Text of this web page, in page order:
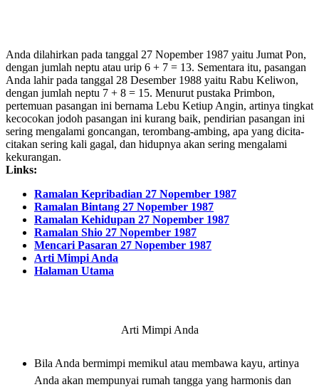
Anda dilahirkan pada tanggal 27 Nopember 1987 yaitu Jumat Pon,
dengan jumlah neptu atau urip 6 + 7 = 13. Sementara itu, pasangan
Anda lahir pada tanggal 28 Desember 1988 yaitu Rabu Keliwon,
dengan jumlah neptu 7 + 8 = 15. Menurut pustaka Primbon,
pertemuan pasangan ini bernama Lebu Ketiup Angin, artinya tingkat
kecocokan jodoh pasangan ini kurang baik, pendirian pasangan ini
sering mengalami goncangan, terombang-ambing, apa yang dicita-
citakan sering kali gagal, dan hidupnya akan sering mengalami
kekurangan.
Links:
Ramalan Kepribadian 27 Nopember 1987
Ramalan Bintang 27 Nopember 1987
Ramalan Kehidupan 27 Nopember 1987
Ramalan Shio 27 Nopember 1987
Mencari Pasaran 27 Nopember 1987
Arti Mimpi Anda
Halaman Utama
Arti Mimpi Anda
Bila Anda bermimpi memikul atau membawa kayu, artinya
Anda akan mempunyai rumah tangga yang harmonis dan